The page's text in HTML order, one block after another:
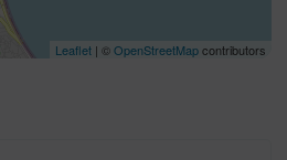
Leaflet | ©OpenStreetMapcontributors